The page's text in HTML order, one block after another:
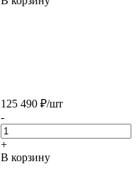
125 490 ₽/шт
-
+
В корзину